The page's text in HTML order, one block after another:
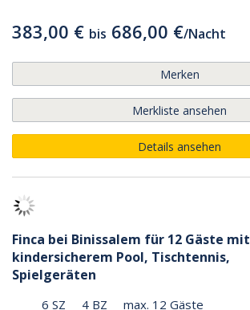
383,00 € bis 686,00 €/Nacht
Merken
Merkliste ansehen
Details ansehen
Finca bei Binissalem für 12 Gäste mit
kindersicherem Pool, Tischtennis,
Spielgeräten
6 SZ 4 BZ max. 12 Gäste